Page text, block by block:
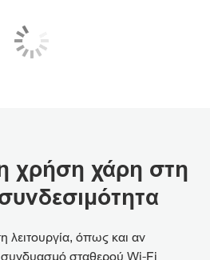
χρήση χάρη στη
όπως και αν